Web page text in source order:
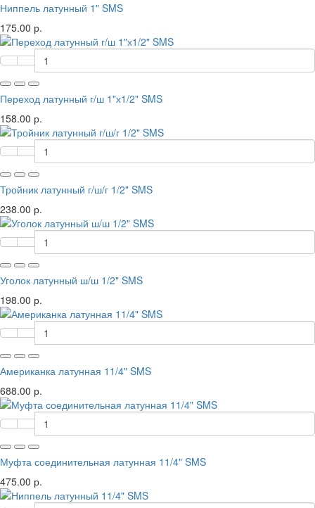
Ниппель латунный 1" SMS
175.00 р.
Переход латунный г/ш 1"х1/2" SMS
158.00 р.
Тройник латунный г/ш/г 1/2" SMS
238.00 р.
Уголок латунный ш/ш 1/2" SMS
198.00 р.
Американка латунная 11/4" SMS
688.00 р.
Муфта соединительная латунная 11/4" SMS
475.00 р.